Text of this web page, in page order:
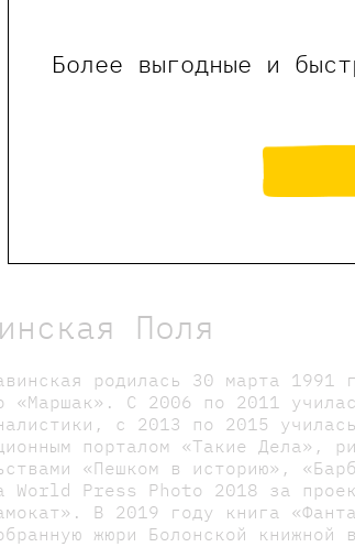
Более выгодные и
Поля
родилась 30 марта 1991
«Маршак». С 2006 по 2011
с 2013 по 2015
порталом «Такие Дела»,
«Пешком в историю»,
World Press Photo 2018 за
В 2019 году книга
жюри Болонской книжной